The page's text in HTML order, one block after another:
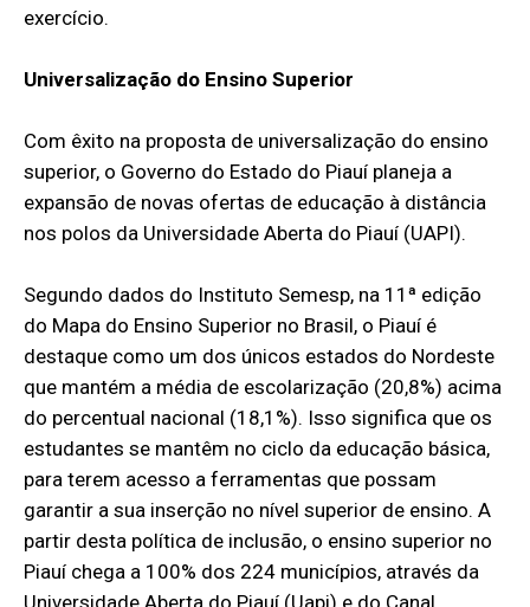
exercício.
Universalização do Ensino Superior
Com êxito na proposta de universalização do ensino
superior, o Governo do Estado do Piauí planeja a
expansão de novas ofertas de educação à distância
nos polos da Universidade Aberta do Piauí (UAPI).
Segundo dados do Instituto Semesp, na 11ª edição
do Mapa do Ensino Superior no Brasil, o Piauí é
destaque como um dos únicos estados do Nordeste
que mantém a média de escolarização (20,8%) acima
do percentual nacional (18,1%). Isso significa que os
estudantes se mantêm no ciclo da educação básica,
para terem acesso a ferramentas que possam
garantir a sua inserção no nível superior de ensino. A
partir desta política de inclusão, o ensino superior no
Piauí chega a 100% dos 224 municípios, através da
Universidade Aberta do Piauí (Uapi) e do Canal